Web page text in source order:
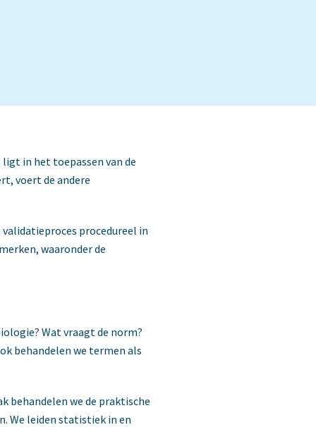
in het toepassen van de
voert de andere
validatieproces procedureel in
waaronder de
Wat vraagt de norm?
behandelen we termen als
behandelen we de praktische
We leiden statistiek in en